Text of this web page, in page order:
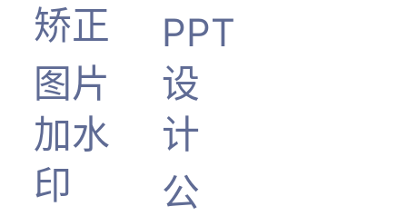
矫正
图片
加水
印
PPT
设
计
公